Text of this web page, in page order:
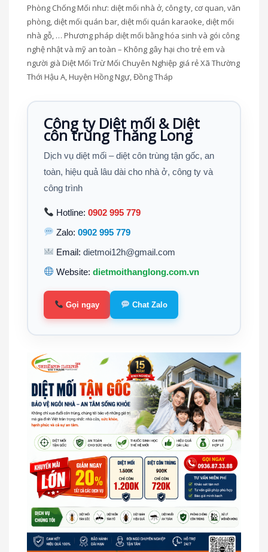
Phòng Chống Mối như: diệt mối nhà ở, công ty, cơ quan, văn
phòng, diệt mối quán bar, diệt mối quán karaoke, diệt mối
nhà gỗ, … Phương pháp diệt mối bằng hóa sinh và gói công
nghệ nhật và mỹ an toàn – Không gây hại cho trẻ em và
người già Diệt Mối Trừ Mối Chuyên Nghiệp giá rẻ Xã Thường
Thới Hậu A, Huyện Hồng Ngự, Đồng Tháp
Công ty Diệt mối & Diệt
côn trùng Thăng Long
Dịch vụ diệt mối – diệt côn trùng tận gốc, an
toàn, hiệu quả lâu dài cho nhà ở, công ty và
công trình
Hotline:0902 995 779
Zalo:0902 995 779
Email:dietmoi12h@gmail.com
Website:dietmoithanglong.com.vn
Gọi ngay Chat Zalo